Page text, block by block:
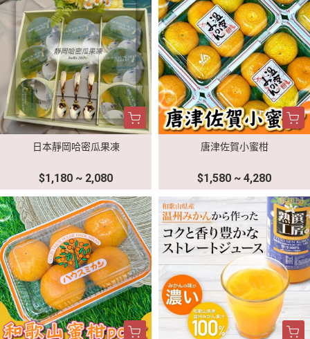
日本靜岡哈密瓜果凍
$1,180 ~ 2,080
唐津佐賀小蜜柑
$1,580 ~ 4,280